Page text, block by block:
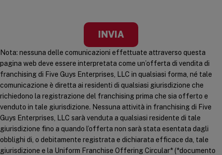
Nota: nessuna delle comunicazioni effettuate attraverso questa
pagina web deve essere interpretata come un’offerta di vendita di
franchising di Five Guys Enterprises, LLC in qualsiasi forma, né tale
comunicazione è diretta ai residenti di qualsiasi giurisdizione che
richiedono la registrazione del franchising prima che sia offerto e
venduto in tale giurisdizione. Nessuna attività in franchising di Five
Guys Enterprises, LLC sarà venduta a qualsiasi residente di tale
giurisdizione fino a quando l’offerta non sarà stata esentata dagli
obblighi di, o debitamente registrata e dichiarata efficace da, tale
giurisdizione e la Uniform Franchise Offering Circular* (*documento